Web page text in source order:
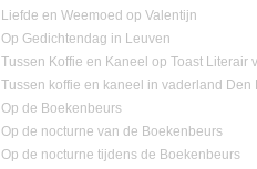
Liefde en Weemoed op Valentijn
Op Gedichtendag in Leuven
Tussen Koffie en Kaneel op Toast Literair
Tussen koffie en kaneel in vaderland Den
Op de Boekenbeurs
Op de nocturne van de Boekenbeurs
Op de nocturne tijdens de Boekenbeurs